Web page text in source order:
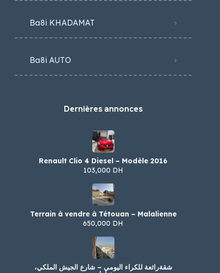
Ba8i KHADAMAT
Ba8i AUTO
Dernières annonces
Renault Clio 4 Diesel – Modèle 2016
103,000 DH
Terrain à vendre à Tétouan – Malalienne
650,000 DH
شقةرائعة للكراء اليومي – شارع الجيش الملكي،